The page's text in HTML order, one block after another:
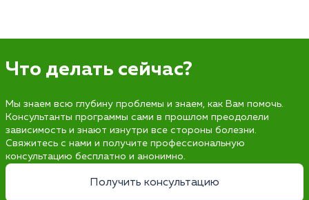
Что делать сейчас?
Мы знаем всю глубину проблемы и знаем, как Вам помочь.
Консультанты программы сами в прошлом преодолели
зависимость и знают изнутри все стороны болезни.
Свяжитесь с нами и получите профессиональную
консультацию бесплатно и анонимно.
Получить консультацию